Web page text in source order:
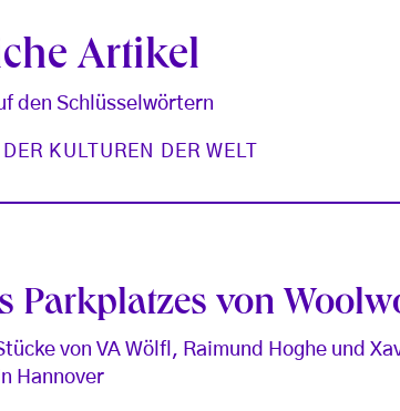
Artikel
den Schlüsselwörtern
KULTUREN DER WELT
Parkplatzes von
von VA Wölfl, Raimund Hoghe und
Hannover